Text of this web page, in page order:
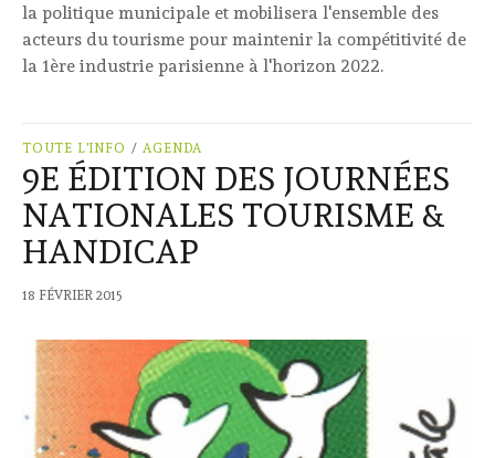
la politique municipale et mobilisera l'ensemble des
acteurs du tourisme pour maintenir la compétitivité de
la 1ère industrie parisienne à l'horizon 2022.
TOUTE L'INFO / AGENDA
9E ÉDITION DES JOURNÉES
NATIONALES TOURISME &
HANDICAP
18 FÉVRIER 2015